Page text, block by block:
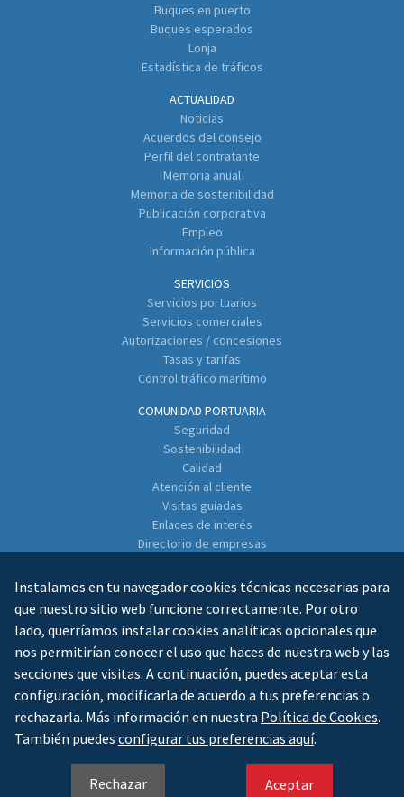
Instalamos en tu navegador cookies técnicas necesarias para
que nuestro sitio web funcione correctamente. Por otro
lado, querríamos instalar cookies analíticas opcionales que
nos permitirían conocer el uso que haces de nuestra web y las
secciones que visitas. A continuación, puedes aceptar esta
configuración, modificarla de acuerdo a tus preferencias o
rechazarla. Más información en nuestra Política de Cookies.
También puedes configurar tus preferencias aquí.
Rechazar Aceptar
Buques en puerto
Buques esperados
Lonja
Estadística de tráficos
ACTUALIDAD
Noticias
Acuerdos del consejo
Perfil del contratante
Memoria anual
Memoria de sostenibilidad
Publicación corporativa
Empleo
Información pública
SERVICIOS
Servicios portuarios
Servicios comerciales
Autorizaciones / concesiones
Tasas y tarifas
Control tráfico marítimo
COMUNIDAD PORTUARIA
Seguridad
Sostenibilidad
Calidad
Atención al cliente
Visitas guiadas
Enlaces de interés
Directorio de empresas
AVISO LEGAL POLÍTICA DE PRIVACIDAD
POLÍTICA DE COOKIES
MAPA WEB